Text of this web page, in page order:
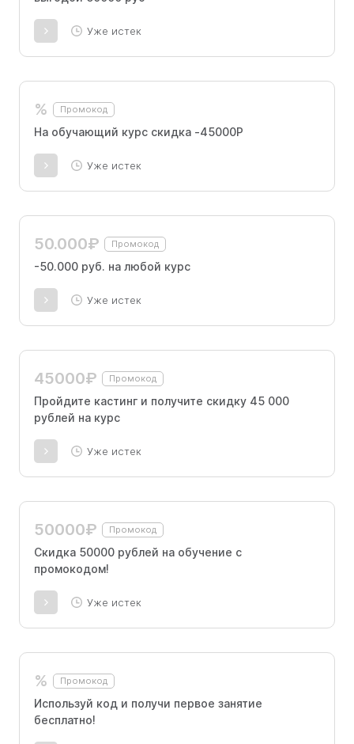
Уже истек
% Промокод
На обучающий курс скидка -45000Р
Уже истек
50.000₽ Промокод
-50.000 руб. на любой курс
Уже истек
45000₽ Промокод
Пройдите кастинг и получите скидку 45 000
рублей на курс
Уже истек
50000₽ Промокод
Скидка 50000 рублей на обучение с
промокодом!
Уже истек
% Промокод
Используй код и получи первое занятие
бесплатно!